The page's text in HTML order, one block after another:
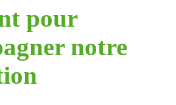
pour
notre